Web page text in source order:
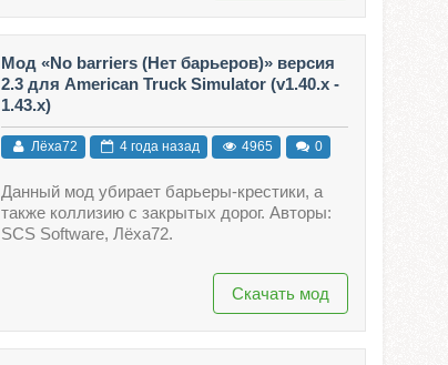
Мод «No barriers (Нет барьеров)» версия
2.3 для American Truck Simulator (v1.40.x -
1.43.x)
Лёха72 4 года назад 4965 0
Данный мод убирает барьеры-крестики, а
также коллизию с закрытых дорог. Авторы:
SCS Software, Лёха72.
Скачать мод